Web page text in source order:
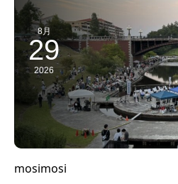
8月
29
2026
mosimosi